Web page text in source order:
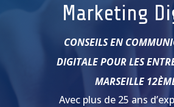
Marketing
CONSEILS EN
DIGITALE POUR LES
MARSEILLE
Avec plus de 25 ans